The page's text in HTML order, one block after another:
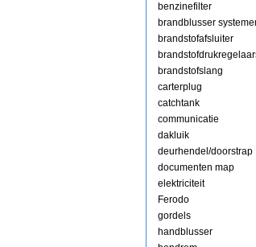
benzinefilter
brandblusser
brandstofafsluiter
brandstofslang
carterplug
catchtank
communicatie
dakluik
deurhendel/doorstrap
documenten map
elektriciteit
Ferodo
gordels
handblusser